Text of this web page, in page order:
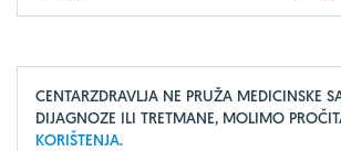
CENTARZDRAVLJA NE PRUŽA MEDICINSKE
DIJAGNOZE ILI TRETMANE, MOLIMO
KORIŠTENJA.